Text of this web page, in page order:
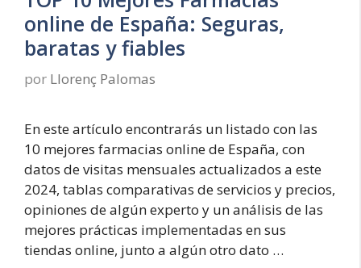
online de España: Seguras,
baratas y fiables
por Llorenç Palomas
En este artículo encontrarás un listado con las
10 mejores farmacias online de España, con
datos de visitas mensuales actualizados a este
2024, tablas comparativas de servicios y precios,
opiniones de algún experto y un análisis de las
mejores prácticas implementadas en sus
tiendas online, junto a algún otro dato …